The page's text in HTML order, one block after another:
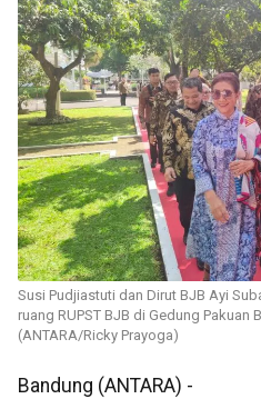
Susi Pudjiastuti dan Dirut BJB Ayi
ruang RUPST BJB di Gedung
(ANTARA/Ricky Prayoga)
Bandung (ANTARA) -